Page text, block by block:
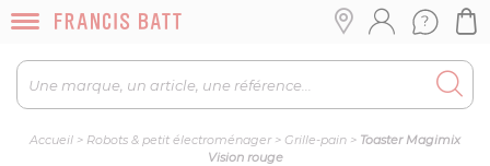
Accueil > Robots & petit électroménager> Grille-pain > Toaster Magimix
Vision rouge